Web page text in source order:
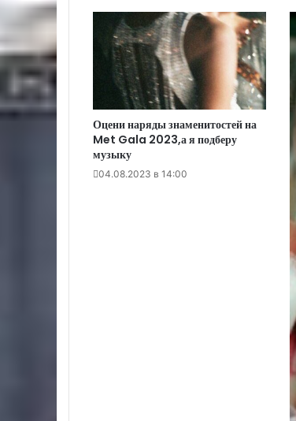
Оцени наряды знаменитостей на
Met Gala 2023,а я подберу
музыку
04.08.2023 в 14:00